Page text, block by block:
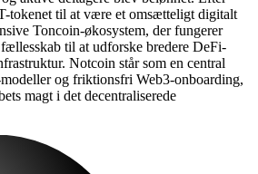
tokenet til at være et omsætteligt digitalt
Toncoin-økosystem, der fungerer
til at udforske bredere DeFi-
Notcoin står som en central
og friktionsfri Web3-onboarding,
magt i det decentraliserede